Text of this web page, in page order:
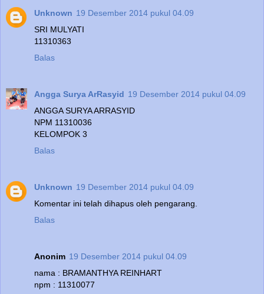
Unknown 19 Desember 2014 pukul 04.09
SRI MULYATI
11310363
Balas
Angga Surya ArRasyid 19 Desember 2014 pukul 04.09
ANGGA SURYA ARRASYID
NPM 11310036
KELOMPOK 3
Balas
Unknown 19 Desember 2014 pukul 04.09
Komentar ini telah dihapus oleh pengarang.
Balas
Anonim 19 Desember 2014 pukul 04.09
nama : BRAMANTHYA REINHART
npm : 11310077